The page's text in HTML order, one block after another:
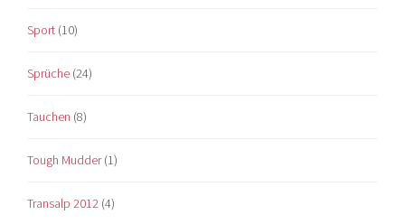
Sport (10)
Sprüche (24)
Tauchen (8)
Tough Mudder(1)
Transalp 2012 (4)